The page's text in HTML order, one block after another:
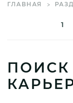
ГЛАВНАЯ
1